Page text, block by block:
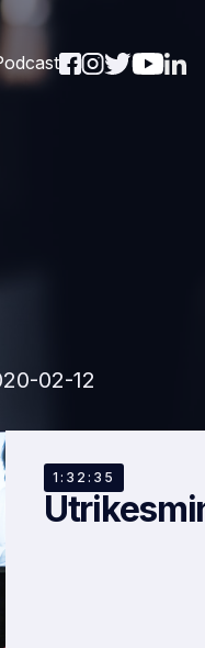
02-12
EP 59
1:32:35